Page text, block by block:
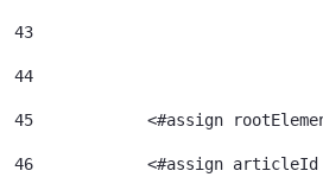
43
44
45
<#assign
46
<#assign